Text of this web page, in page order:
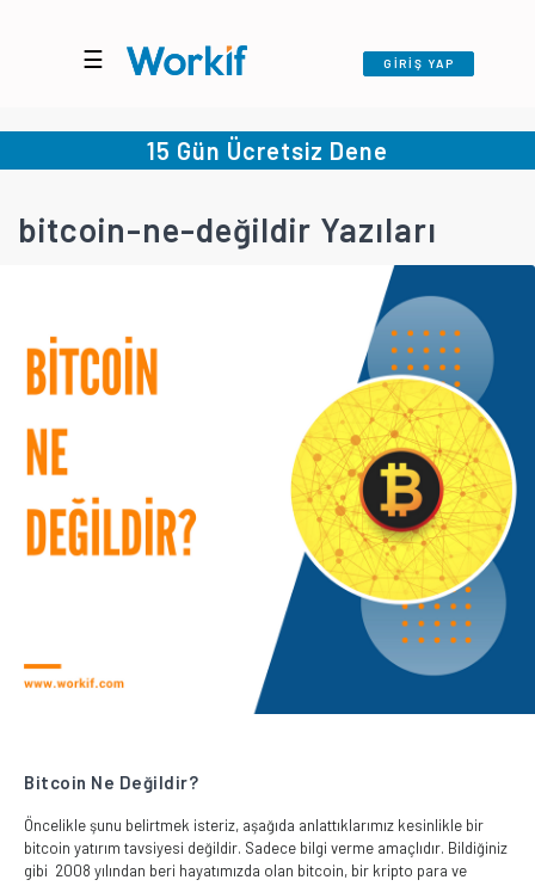
☰ GİRİŞ YAP
15 Gün Ücretsiz Dene
bitcoin-ne-değildir Yazıları
Bitcoin Ne Değildir?
Öncelikle şunu belirtmek isteriz, aşağıda anlattıklarımız kesinlikle bir
bitcoin yatırım tavsiyesi değildir. Sadece bilgi verme amaçlıdır. Bildiğiniz
gibi 2008 yılından beri hayatımızda olan bitcoin, bir kripto para ve